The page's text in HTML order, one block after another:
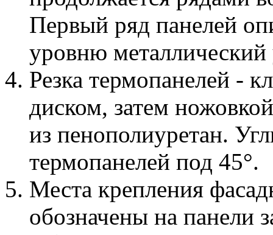
Первый ряд панелей
уровню металлический
Резка термопанелей -
диском, затем
из пенополиуретан.
термопанелей под 45°.
Места крепления
обозначены на панели